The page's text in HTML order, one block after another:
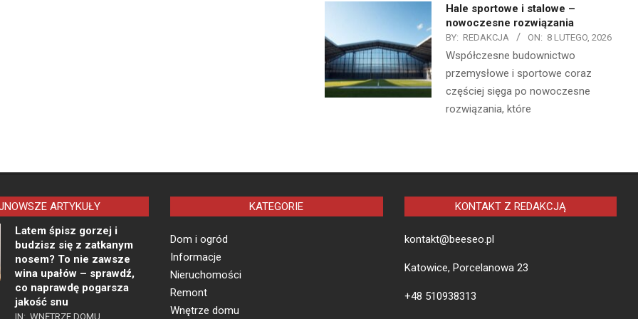
Hale sportowe i stalowe –
nowoczesne rozwiązania
BY: REDAKCJA ON: 8 LUTEGO, 2026
Współczesne budownictwo
przemysłowe i sportowe coraz
częściej sięga po nowoczesne
rozwiązania, które
ARTYKUŁY
Latem śpisz gorzej i
budzisz się z zatkanym
nosem? To nie zawsze
wina upałów – sprawdź,
co naprawdę pogarsza
jakość snu
IN: WNĘTRZE DOMU
KATEGORIE
Dom i ogród
Informacje
Nieruchomości
Remont
Wnętrze domu
KONTAKT Z REDAKCJĄ
kontakt@beeseo.pl
Katowice, Porcelanowa 23
+48 510938313